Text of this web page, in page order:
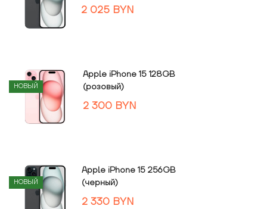
2 025 BYN
НОВЫЙ
Apple iPhone 15 128GB
(розовый)
2 300 BYN
НОВЫЙ
Apple iPhone 15 256GB
(черный)
2 330 BYN